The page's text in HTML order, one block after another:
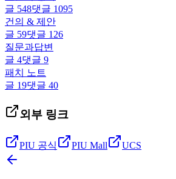
글 548댓글 1095
건의 & 제안
글 59댓글 126
질문과답변
글 4댓글 9
패치 노트
글 19댓글 40
외부 링크
PIU 공식 PIU Mall UCS